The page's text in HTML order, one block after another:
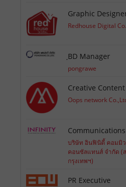
Graphic
Redhouse Digital
ฺBD Manager
pongrawe
Creative
Oops network
บริษัท อินฟินิตี้ คอมมิ
คอนซัลแทนส์ จำกัด (
กรุงเทพฯ)
PR Executive